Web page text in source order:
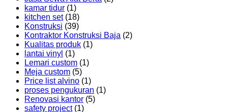
kamar tidur (1)
kitchen set(18)
Konstruksi (39)
Kontraktor Konstruksi Baja (2)
Kualitas produk (1)
lantai vinyl (1)
Lemari custom (1)
Meja custom (5)
Price list alvino (1)
proses pengukuran (1)
Renovasi kantor (5)
safety project(1)